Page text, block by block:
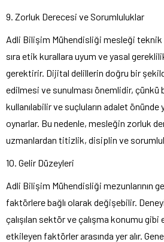
9. Zorluk Derecesi ve Sorumluluklar
Adli Bilişim Mühendisliği mesleği teknik
sıra etik kurallara uyum ve yasal
gerektirir. Dijital delillerin doğru bir
edilmesi ve sunulması önemlidir, çünkü
kullanılabilir ve suçluların adalet önünde
oynarlar. Bu nedenle, mesleğin zorluk
uzmanlardan titizlik, disiplin ve
10. Gelir Düzeyleri
Adli Bilişim Mühendisliği mezunlarının
faktörlere bağlı olarak değişebilir.
çalışılan sektör ve çalışma konumu
etkileyen faktörler arasında yer alır.